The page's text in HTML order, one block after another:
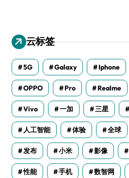
云标签
5G Galaxy Iphone
OPPO Pro Realme
Vivo 一加 三星
人工智能 体验 全球
发布 小米 影像
性能 手机 数智网